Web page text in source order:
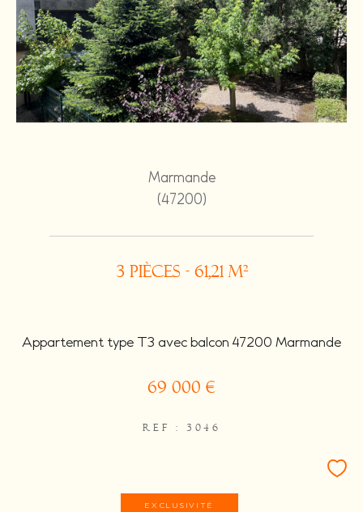
Marmande
(47200)
3 pièces - 61,21 m²
Appartement type T3 avec balcon 47200 Marmande
69 000 €
REF : 3046
EXCLUSIVITÉ